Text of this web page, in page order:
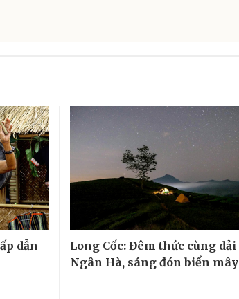
dẫn
Long Cốc: Đêm thức cùng dải
Ngân Hà, sáng đón biển mây